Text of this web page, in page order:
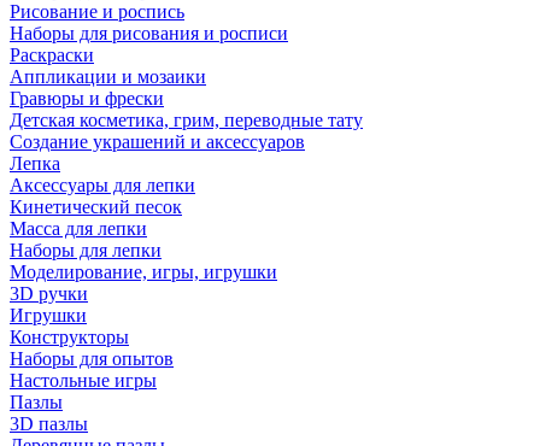
Рисование и роспись
Наборы для рисования и росписи
Раскраски
Аппликации и мозаики
Гравюры и фрески
Детская косметика, грим, переводные тату
Создание украшений и аксессуаров
Лепка
Аксессуары для лепки
Кинетический песок
Масса для лепки
Наборы для лепки
Моделирование, игры, игрушки
3D ручки
Игрушки
Конструкторы
Наборы для опытов
Настольные игры
Пазлы
3D пазлы